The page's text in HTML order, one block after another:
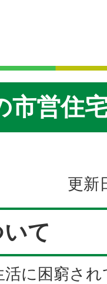
市営住
更新
て
に困窮さ